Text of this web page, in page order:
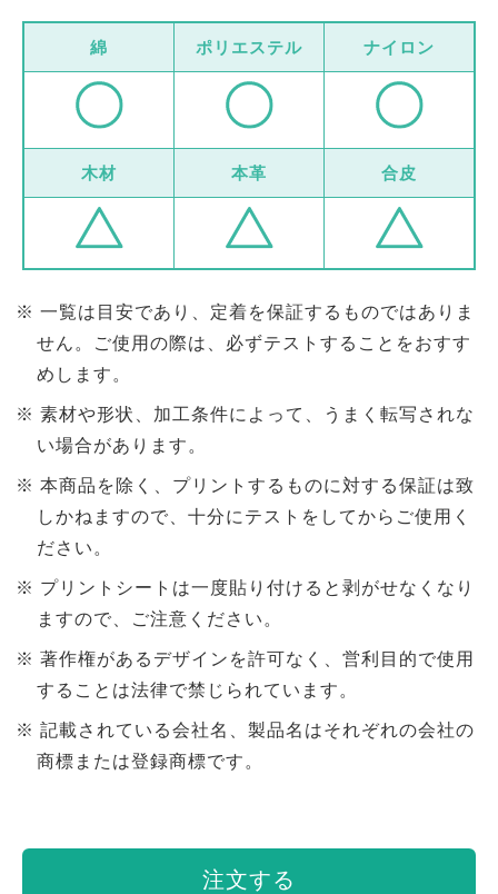
綿 ポリエステル ナイロン
木材 本革 合皮
一覧は目安であり、定着を保証するものではありま
せん。ご使用の際は、必ずテストすることをおすす
めします。
素材や形状、加工条件によって、うまく転写されな
い場合があります。
本商品を除く、プリントするものに対する保証は致
しかねますので、十分にテストをしてからご使用く
ださい。
プリントシートは一度貼り付けると剥がせなくなり
ますので、ご注意ください。
著作権があるデザインを許可なく、営利目的で使用
することは法律で禁じられています。
記載されている会社名、製品名はそれぞれの会社の
商標または登録商標です。
注文する